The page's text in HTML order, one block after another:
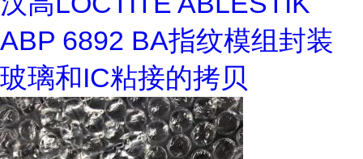
ABP 6892 BA指纹模组封装
玻璃和IC粘接的拷贝